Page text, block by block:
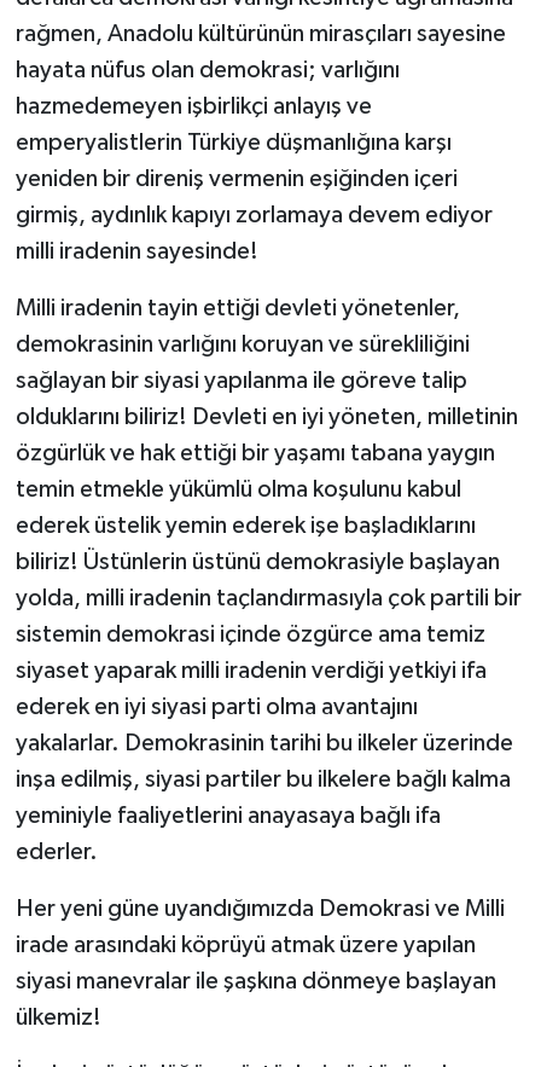
rağmen, Anadolu kültürünün mirasçıları sayesine
hayata nüfus olan demokrasi; varlığını
hazmedemeyen işbirlikçi anlayış ve
emperyalistlerin Türkiye düşmanlığına karşı
yeniden bir direniş vermenin eşiğinden içeri
girmiş, aydınlık kapıyı zorlamaya devem ediyor
milli iradenin sayesinde!
Milli iradenin tayin ettiği devleti yönetenler,
demokrasinin varlığını koruyan ve sürekliliğini
sağlayan bir siyasi yapılanma ile göreve talip
olduklarını biliriz! Devleti en iyi yöneten, milletinin
özgürlük ve hak ettiği bir yaşamı tabana yaygın
temin etmekle yükümlü olma koşulunu kabul
ederek üstelik yemin ederek işe başladıklarını
biliriz! Üstünlerin üstünü demokrasiyle başlayan
yolda, milli iradenin taçlandırmasıyla çok partili bir
sistemin demokrasi içinde özgürce ama temiz
siyaset yaparak milli iradenin verdiği yetkiyi ifa
ederek en iyi siyasi parti olma avantajını
yakalarlar. Demokrasinin tarihi bu ilkeler üzerinde
inşa edilmiş, siyasi partiler bu ilkelere bağlı kalma
yeminiyle faaliyetlerini anayasaya bağlı ifa
ederler.
Her yeni güne uyandığımızda Demokrasi ve Milli
irade arasındaki köprüyü atmak üzere yapılan
siyasi manevralar ile şaşkına dönmeye başlayan
ülkemiz!